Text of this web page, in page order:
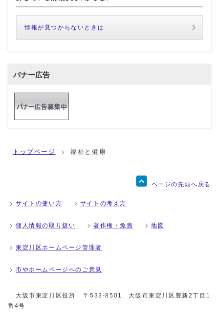
情報が見つからないときは
バナー広告
トップページ 福祉と健康
ページの先頭へ戻る
サイトの使い方 サイトの考え方
個人情報の取り扱い 著作権・免責 地図
東淀川区ホームページ管理者
市やホームページへのご意見
大阪市東淀川区役所
〒533-8501 大阪市東淀川区豊新2丁目1
番4号